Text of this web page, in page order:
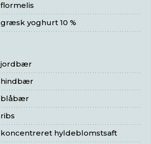
flormelis
græsk yoghurt 10 %
jordbær
hindbær
blåbær
ribs
koncentreret hyldeblomstsaft